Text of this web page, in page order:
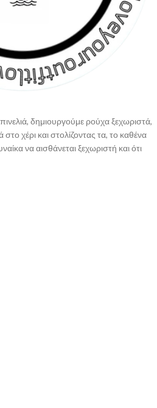
δημιουργούμε ρούχα ξεχωριστά,
χέρι και στολίζοντας τα, το καθένα
να αισθάνεται ξεχωριστή και ότι